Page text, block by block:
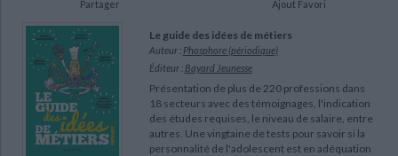
Classiques scolaires Littérature ancienne et médiévale
Littérature de voyage Audio - Livres lus
Littérature en version originale Humour
Ecologie - Environnement Religions - Spiritualités
Histoire de France Biographies historiques
Histoire - Généralités
Histoire ancienne Géographie
Culture scientifique
Danse
Partager Ajout Favori
Le guide des idées de métiers
Auteur : Phosphore (périodique)
Éditeur : Bayard Jeunesse
Présentation de plus de 220 professions dans
18 secteurs avec des témoignages, l'indication
des études requises, le niveau de salaire, entre
autres. Une vingtaine de tests pour savoir si la
personnalité de l'adolescent est en adéquation